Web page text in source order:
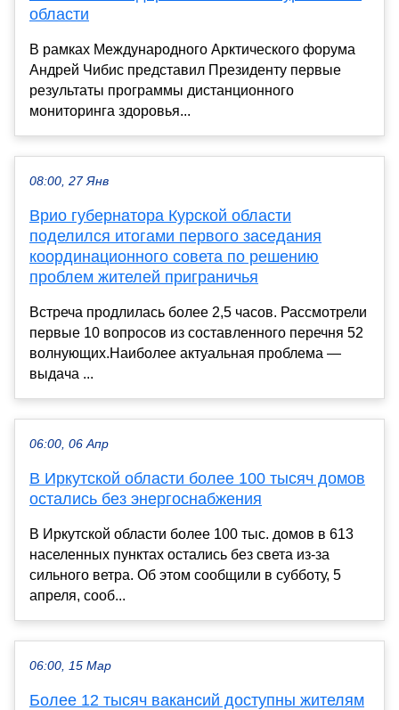
области
В рамках Международного Арктического форума
Андрей Чибис представил Президенту первые
результаты программы дистанционного
мониторинга здоровья...
08:00, 27 Янв
Врио губернатора Курской области
поделился итогами первого заседания
координационного совета по решению
проблем жителей приграничья
Встреча продлилась более 2,5 часов. Рассмотрели
первые 10 вопросов из составленного перечня 52
волнующих.Наиболее актуальная проблема —
выдача ...
06:00, 06 Апр
В Иркутской области более 100 тысяч домов
остались без энергоснабжения
В Иркутской области более 100 тыс. домов в 613
населенных пунктах остались без света из-за
сильного ветра. Об этом сообщили в субботу, 5
апреля, сооб...
06:00, 15 Мар
Более 12 тысяч вакансий доступны жителям